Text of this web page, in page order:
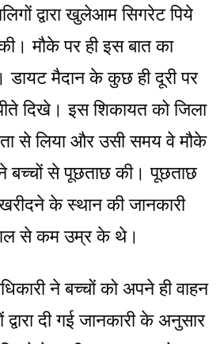
द्वारा खुलेआम सिगरेट पिये
मौके पर ही इस बात का
डायट मैदान के कुछ ही दूरी पर
दिखे। इस शिकायत को जिला
से लिया और उसी समय वे मौके
बच्चों से पूछताछ की। पूछताछ
के स्थान की जानकारी
से कम उम्र के थे।
ने बच्चों को अपने ही वाहन
दी गई जानकारी के अनुसार